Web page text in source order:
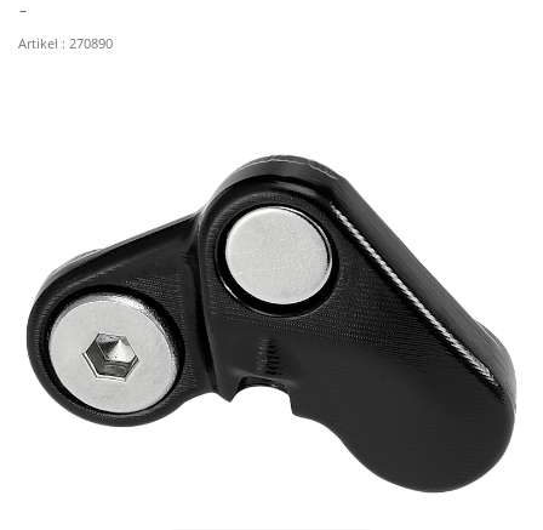
Artikel : 270890